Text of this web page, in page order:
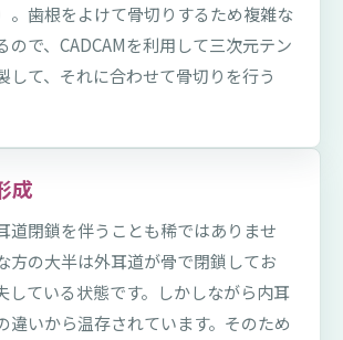
。歯根をよけて骨切りするため複雑な
ので、CADCAMを利用して三次元テン
して、それに合わせて骨切りを行う
成
道閉鎖を伴うことも稀ではありませ
方の大半は外耳道が骨で閉鎖してお
している状態です。しかしながら内耳
違いから温存されています。そのため